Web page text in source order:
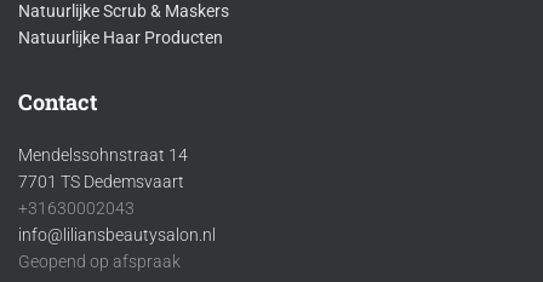
Natuurlijke Scrub & Maskers
Natuurlijke Haar Producten
Contact
Mendelssohnstraat 14
7701 TS Dedemsvaart
+31630002043
info@liliansbeautysalon.nl
Geopend op afspraak